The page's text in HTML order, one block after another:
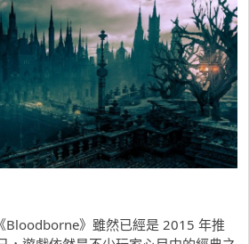
Bloodborne》雖然已經是 2015 年推